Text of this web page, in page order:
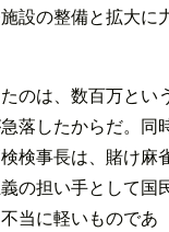
設の整備と拡大に
のは、数百万とい
落したからだ。同
検事長は、賭け麻
の担い手として国
当に軽いものであ